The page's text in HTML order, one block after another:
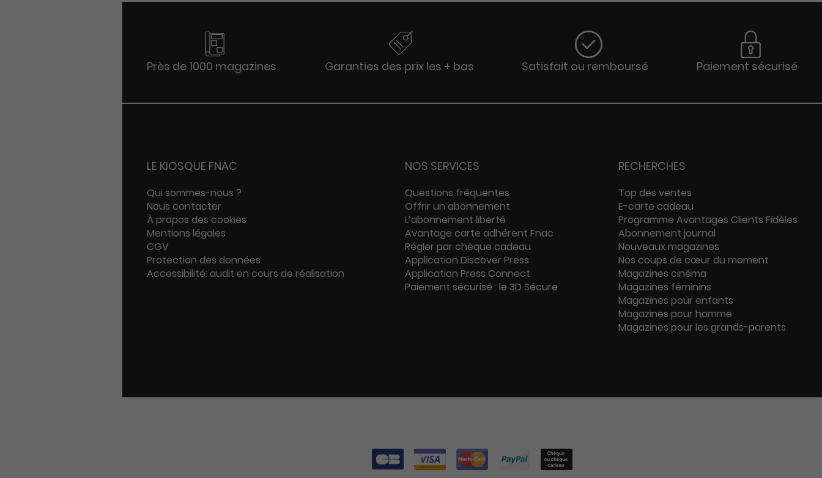
Près de 1000 magazines Garanties des prix les + bas Satisfait ou remboursé Paiement sécurisé
LE KIOSQUE FNAC
Qui sommes-nous ?
Nous contacter
À propos des cookies
Mentions légales
CGV
Protection des données
Accessibilité: audit en cours de réalisation
NOS SERVICES
Questions fréquentes
Offrir un abonnement
L’abonnement liberté
Avantage carte adhérent Fnac
Régler par chèque cadeau
Application Discover Press
Application Press Connect
Paiement sécurisé : le 3D Sécure
RECHERCHES
Top des ventes
E-carte cadeau
Programme Avantages Clients Fidèles
Abonnement journal
Nouveaux magazines
Nos coups de cœur du moment
Magazines cinéma
Magazines féminins
Magazines pour enfants
Magazines pour homme
Magazines pour les grands-parents